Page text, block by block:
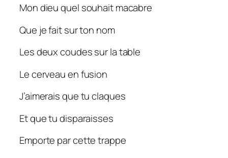
Mon dieu quel souhait macabre
Que je fait sur ton nom
Les deux coudes sur la table
Le cerveau en fusion
J’aimerais que tu claques
Et que tu disparaisses
Emporte par cette trappe